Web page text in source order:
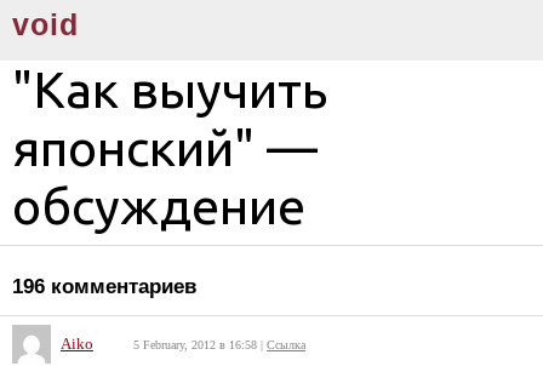
void
"Как выучить
японский" —
обсуждение
196 комментариев
Aiko 5 February, 2012 в 16:58 | Ссылка